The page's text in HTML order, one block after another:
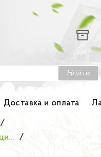
Найти
Доставка и оплата
/
Семенной картофель репродукции элита /